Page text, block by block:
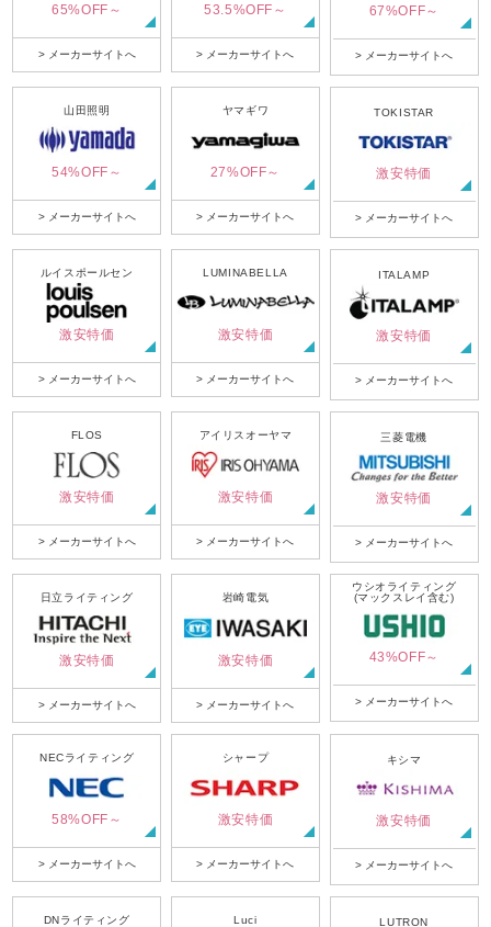
65%OFF～
> メーカーサイトへ
53.5%OFF～
> メーカーサイトへ
67%OFF～
> メーカーサイトへ
山田照明
54%OFF～
> メーカーサイトへ
ヤマギワ
27%OFF～
> メーカーサイトへ
TOKISTAR
激安特価
> メーカーサイトへ
ルイスポールセン
激安特価
> メーカーサイトへ
LUMINABELLA
激安特価
> メーカーサイトへ
ITALAMP
激安特価
> メーカーサイトへ
FLOS
激安特価
> メーカーサイトへ
アイリスオーヤマ
激安特価
> メーカーサイトへ
三菱電機
激安特価
> メーカーサイトへ
日立ライティング
激安特価
> メーカーサイトへ
岩崎電気
激安特価
> メーカーサイトへ
ウシオライティング
(マックスレイ含む)
43%OFF～
> メーカーサイトへ
NECライティング
58%OFF～
> メーカーサイトへ
シャープ
激安特価
> メーカーサイトへ
キシマ
激安特価
> メーカーサイトへ
DNライティング Luci LUTRON